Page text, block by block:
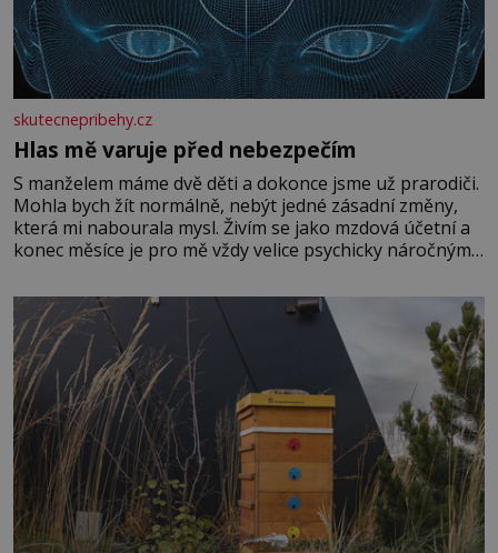
skutecnepribehy.cz
Hlas mě varuje před nebezpečím
S manželem máme dvě děti a dokonce jsme už prarodiči.
Mohla bych žít normálně, nebýt jedné zásadní změny,
která mi nabourala mysl. Živím se jako mzdová účetní a
konec měsíce je pro mě vždy velice psychicky náročným
dál častěji volá o pomoc, co se hlídání týče. Dalo by se